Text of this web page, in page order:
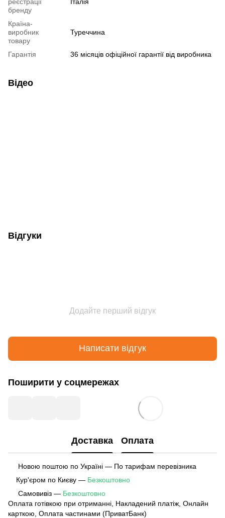
бренду
Країна-
виробник
товару
Туреччина
Гарантія 36 місяців офіційної гарантії від виробника
Відео
Відгуки
Додайте перший відгук
Написати відгук
Поширити у соцмережах
Доставка Оплата
Новою поштою по Україні — По тарифам перевізника
Кур'єром по Києву — Безкоштовно
Самовивіз — Безкоштовно
Оплата готівкою при отриманні, Накладений платіж, Онлайн
карткою, Оплата частинами (ПриватБанк)